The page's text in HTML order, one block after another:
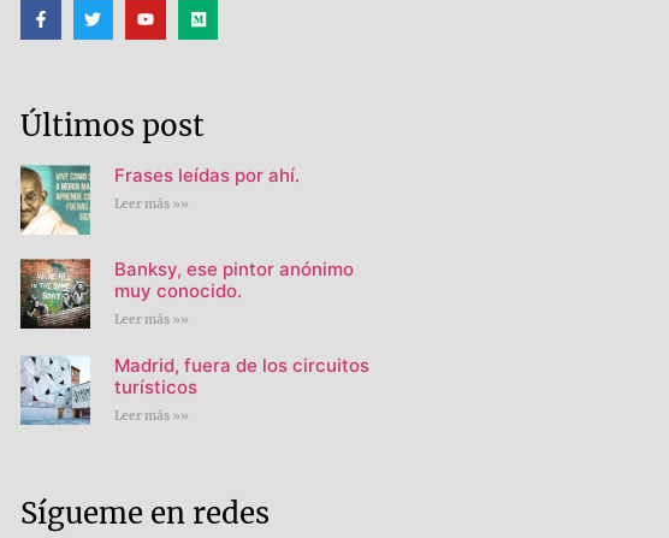
Últimos post
Frases leídas por ahí.
Leer más »»
Banksy, ese pintor anónimo
muy conocido.
Leer más »»
Madrid, fuera de los circuitos
turísticos
Leer más »»
Sígueme en redes